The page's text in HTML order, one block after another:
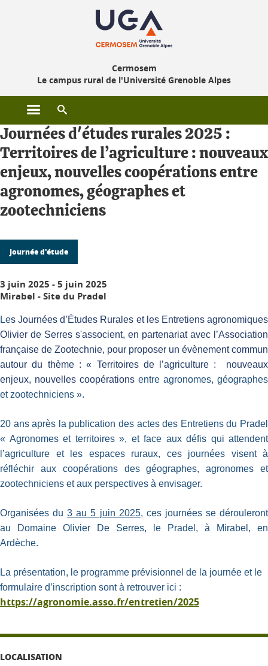
Cermosem
Le campus rural de l'Université Grenoble Alpes
Ouvrir le menu principal
Journées d'études rurales 2025 :
Territoires de l’agriculture : nouveaux
enjeux, nouvelles coopérations entre
agronomes, géographes et
zootechniciens
Journée d'étude
3 juin 2025 -5 juin 2025
Mirabel - Site du Pradel
Les Journées d’Études Rurales et les Entretiens agronomiques
Olivier de Serres s'associent, en partenariat avec l’Association
française de Zootechnie, pour proposer un évènement commun
autour du thème : « Territoires de l’agriculture : nouveaux
enjeux, nouvelles coopérations entre agronomes, géographes
et zootechniciens ».
20 ans après la publication des actes des Entretiens du Pradel
« Agronomes et territoires », et face aux défis qui attendent
l’agriculture et les espaces ruraux, ces journées visent à
réfléchir aux coopérations des géographes, agronomes et
zootechniciens et aux perspectives à envisager.
Organisées du 3 au 5 juin 2025, ces journées se dérouleront
au Domaine Olivier De Serres,
le Pradel , à Mirabel , en
Ardèche.
La présentation, le programme prévisionnel de la journée et le
formulaire d’inscription sont à retrouver ici :
https://agronomie.asso.fr/entretien/2025
LOCALISATION